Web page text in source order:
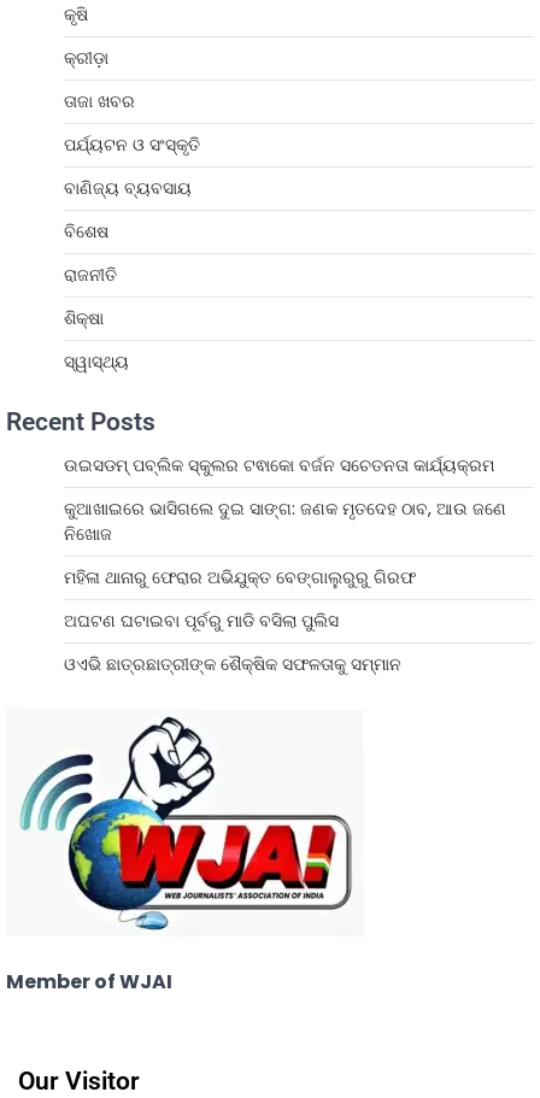
କୃଷି
କ୍ରୀଡ଼ା
ତାଜା ଖବର
ପର୍ଯ୍ୟଟନ ଓ ସଂସ୍କୃତି
ବାଣିଜ୍ୟ ବ୍ୟବସାୟ
ବିଶେଷ
ରାଜନୀତି
ଶିକ୍ଷା
ସ୍ୱାସ୍ଥ୍ୟ
Recent Posts
ଉଇସଡମ୍ ପବ୍ଲିକ ସ୍କୁଲର ଟଵାକୋ ବର୍ଜନ ସଚେତନତା କାର୍ଯ୍ୟକ୍ରମ
କୁଆଖାଇରେ ଭାସିଗଲେ ଦୁଇ ସାଙ୍ଗ: ଜଣକ ମୃତଦେହ ଠାବ, ଆଉ ଜଣେ
ନିଖୋଜ
ମହିଳା ଥାନାରୁ ଫେରାର ଅଭିଯୁକ୍ତ ବେଙ୍ଗାଲୁରୁରୁ ଗିରଫ
ଅଘଟଣ ଘଟାଇବା ପୂର୍ବରୁ ମାଡି ବସିଲା ପୁଲିସ
ଓଏଭି ଛାତ୍ରଛାତ୍ରୀଙ୍କ ଶୈକ୍ଷିକ ସଫଳତାକୁ ସମ୍ମାନ
Member of WJAI
Our Visitor